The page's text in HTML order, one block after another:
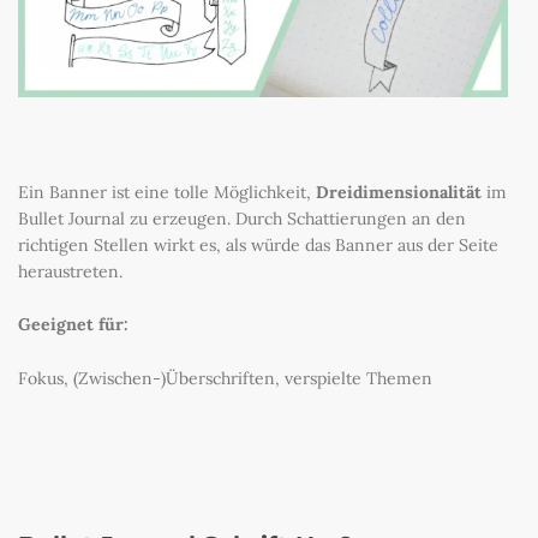
Ein Banner ist eine tolle Möglichkeit, Dreidimensionalität im
Bullet Journal zu erzeugen. Durch Schattierungen an den
richtigen Stellen wirkt es, als würde das Banner aus der Seite
heraustreten.
Geeignet für:
Fokus, (Zwischen-)Überschriften, verspielte Themen